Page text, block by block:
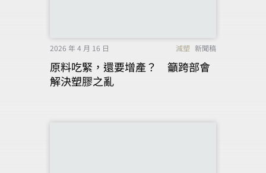
2026 年 4 月 16 日 減塑 新聞稿
原料吃緊，還要增產？ 籲跨部會
解決塑膠之亂